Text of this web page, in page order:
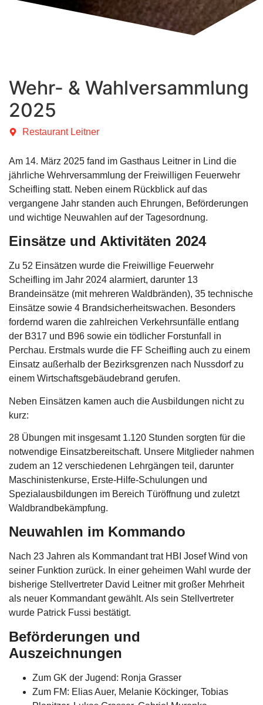
Wehr- & Wahlversammlung
2025
Restaurant Leitner
Am 14. März 2025 fand im Gasthaus Leitner in Lind die
jährliche Wehrversammlung der Freiwilligen Feuerwehr
Scheifling statt. Neben einem Rückblick auf das
vergangene Jahr standen auch Ehrungen, Beförderungen
und wichtige Neuwahlen auf der Tagesordnung.
Einsätze und Aktivitäten 2024
Zu 52 Einsätzen wurde die Freiwillige Feuerwehr
Scheifling im Jahr 2024 alarmiert, darunter 13
Brandeinsätze (mit mehreren Waldbränden), 35 technische
Einsätze sowie 4 Brandsicherheitswachen. Besonders
fordernd waren die zahlreichen Verkehrsunfälle entlang
der B317 und B96 sowie ein tödlicher Forstunfall in
Perchau. Erstmals wurde die FF Scheifling auch zu einem
Einsatz außerhalb der Bezirksgrenzen nach Nussdorf zu
einem Wirtschaftsgebäudebrand gerufen.
Neben Einsätzen kamen auch die Ausbildungen nicht zu
kurz:
28 Übungen mit insgesamt 1.120 Stunden sorgten für die
notwendige Einsatzbereitschaft. Unsere Mitglieder nahmen
zudem an 12 verschiedenen Lehrgängen teil, darunter
Maschinistenkurse, Erste-Hilfe-Schulungen und
Spezialausbildungen im Bereich Türöffnung und zuletzt
Waldbrandbekämpfung.
Neuwahlen im Kommando
Nach 23 Jahren als Kommandant trat HBI Josef Wind von
seiner Funktion zurück. In einer geheimen Wahl wurde der
bisherige Stellvertreter David Leitner mit großer Mehrheit
als neuer Kommandant gewählt. Als sein Stellvertreter
wurde Patrick Fussi bestätigt.
Beförderungen und
Auszeichnungen
Zum GK der Jugend: Ronja Grasser
Zum FM: Elias Auer, Melanie Köckinger, Tobias